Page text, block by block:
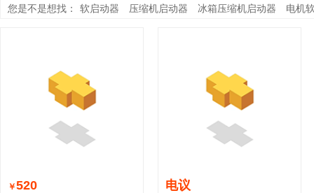
您是不是想找： 软启动器 压缩机启动器 冰箱压缩机启动器 电机
￥520 电议